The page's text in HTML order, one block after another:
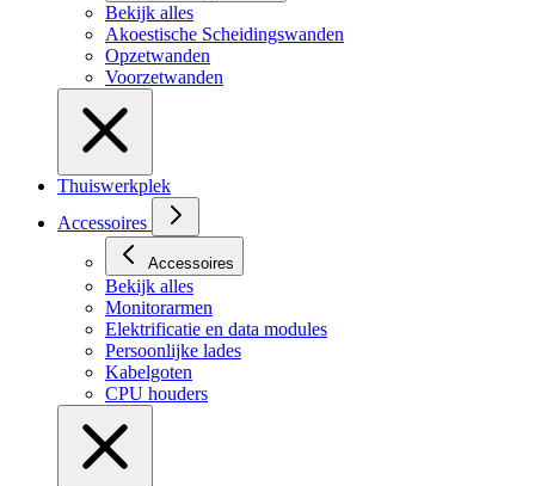
Bekijk alles
Akoestische Scheidingswanden
Opzetwanden
Voorzetwanden
Thuiswerkplek
Accessoires
Accessoires
Bekijk alles
Monitorarmen
Elektrificatie en data modules
Persoonlijke lades
Kabelgoten
CPU houders